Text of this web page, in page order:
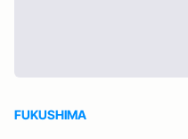
FUKUSHIMA